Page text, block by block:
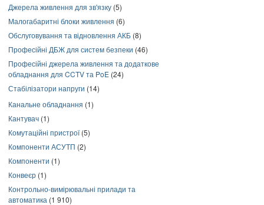
Джерела живлення для зв'язку (5)
Малогабаритні блоки живлення (6)
Обслуговування та відновлення АКБ (8)
Професійні ДБЖ для систем безпеки (46)
Професійні джерела живлення та додаткове
обладнання для CCTV та PoE (24)
Стабілізатори напруги (14)
Канальне обладнання (1)
Кантувач (1)
Комутаційні пристрої(5)
Компоненти АСУТП (2)
Компоненти (1)
Конвеєр (1)
Контрольно-вимірювальні прилади та
автоматика (1 910)